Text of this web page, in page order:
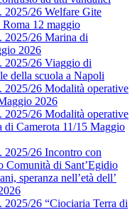
2025/26 Welfare Gite
12 maggio
2025/26 Marina di
2026
2025/26 Viaggio di
della scuola a Napoli
2025/26 Modalità operative
2026
2025/26 Modalità operative
Camerota 11/15 Maggio
2025/26 Incontro con
Comunità di Sant’Egidio
speranza nell’età dell’
2025/26 “Ciociaria Terra di